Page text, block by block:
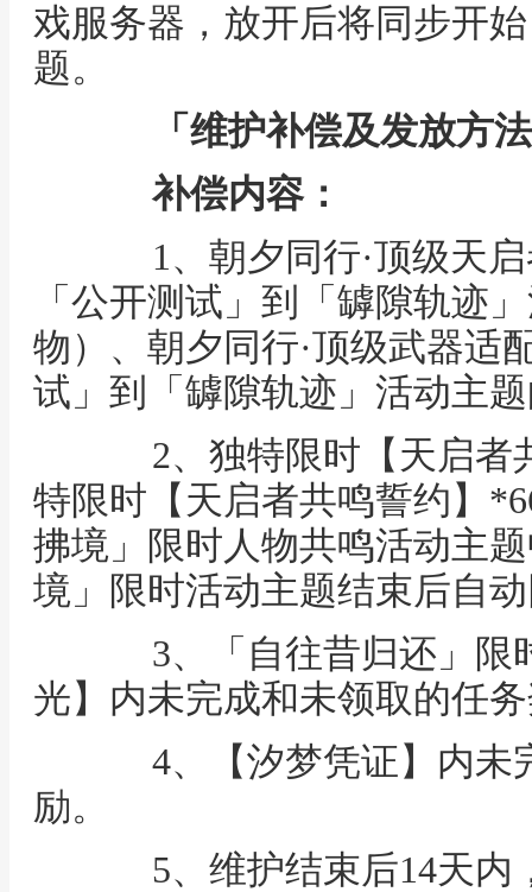
戏服务器，放开后将同步开
题。
「维护补偿及发放方
补偿内容：
1、朝夕同行·顶级天启
「 公开测试」到「 罅隙轨迹
物）、朝夕同行·顶级武器适
试」到「 罅隙轨迹」活动主
2、独特限时【天启者
特限时【天启者共鸣誓约】
拂境」限时人物共鸣活动主
境」限时活动主题结束后自
3、「自往昔归还」限
光】内未完成和未领取的任
4、【汐梦凭证】内未
励。
5、维护结束后14天内